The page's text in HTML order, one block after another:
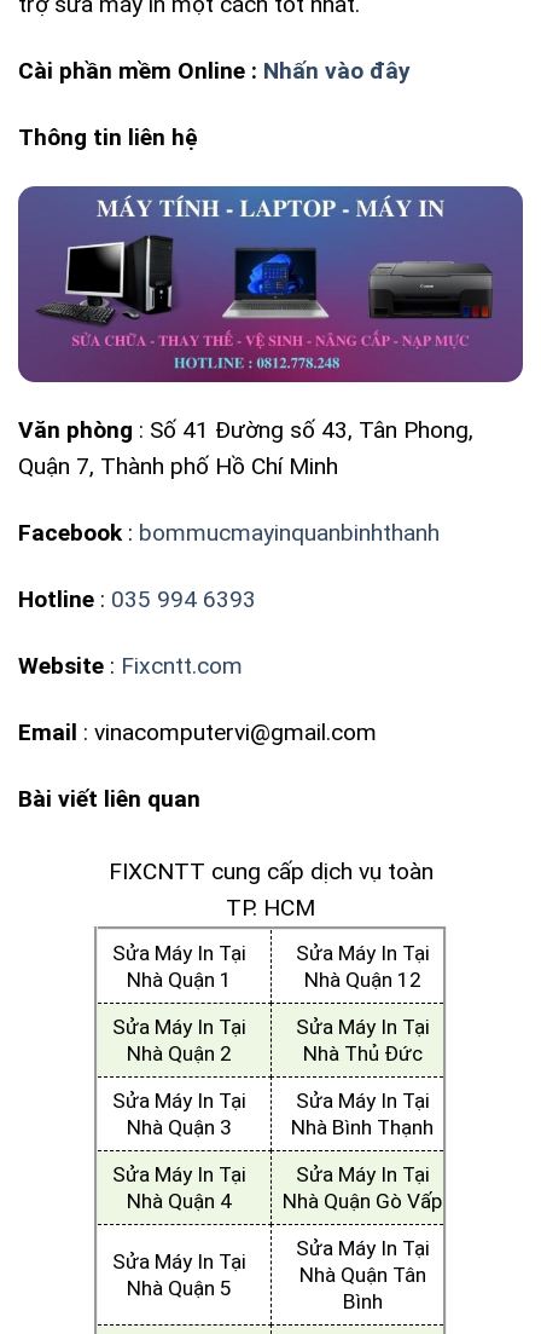
Cài phần mềm Online : Nhấn vào đây
Thông tin liên hệ
Văn phòng : Số 41 Đường số 43, Tân Phong,
Quận 7, Thành phố Hồ Chí Minh
Facebook: bommucmayinquanbinhthanh
Hotline : 035 994 6393
Website : Fixcntt.com
Email : vinacomputervi@gmail.com
Bài viết liên quan
FIXCNTT cung cấp dịch vụ toàn
TP. HCM
Sửa Máy In Tại
Nhà Quận 1
Sửa Máy In Tại
Nhà Quận 12
Sửa Máy In Tại
Nhà Quận 2
Sửa Máy In Tại
Nhà Thủ Đức
Sửa Máy In Tại
Nhà Quận 3
Sửa Máy In Tại
Nhà Bình Thạnh
Sửa Máy In Tại
Nhà Quận 4
Sửa Máy In Tại
Nhà Quận Gò Vấp
Sửa Máy In Tại
Nhà Quận 5
Sửa Máy In Tại
Nhà Quận Tân
Bình